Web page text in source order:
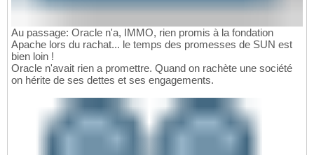
Au passage: Oracle n'a, IMMO, rien promis à la fondation
Apache lors du rachat... le temps des promesses de SUN est
bien loin !
Oracle n'avait rien a promettre. Quand on rachète une société
on hérite de ses dettes et ses engagements.